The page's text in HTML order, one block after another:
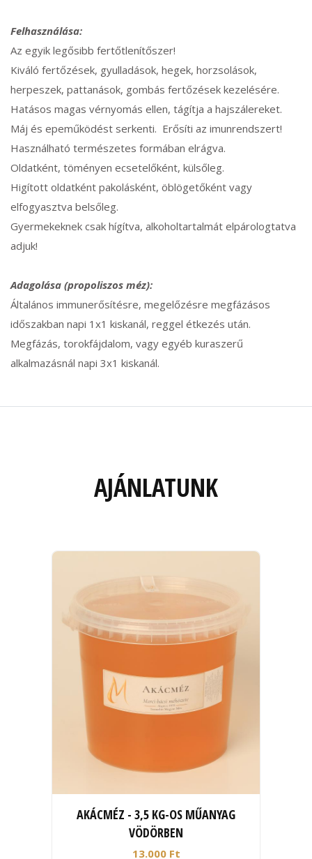
Felhasználása:
Az egyik legősibb fertőtlenítőszer!
Kiváló fertőzések, gyulladások, hegek, horzsolások,
herpeszek, pattanások, gombás fertőzések kezelésére.
Hatásos magas vérnyomás ellen, tágítja a hajszálereket.
Máj és epeműködést serkenti. Erősíti az imunrendszert!
Használható természetes formában elrágva.
Oldatként, töményen ecsetelőként, külsőleg.
Higított oldatként pakolásként, öblögetőként vagy
elfogyasztva belsőleg.
Gyermekeknek csak hígítva, alkoholtartalmát elpárologtatva
adjuk!
Adagolása (propoliszos méz):
Általános immunerősítésre, megelőzésre megfázásos
időszakban napi 1x1 kiskanál, reggel étkezés után.
Megfázás, torokfájdalom, vagy egyéb kuraszerű
alkalmazásnál napi 3x1 kiskanál.
AJÁNLATUNK
AKÁCMÉZ - 3,5 KG-OS MŰANYAG
VÖDÖRBEN
13.000 Ft